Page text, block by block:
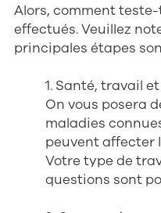
Alors, comment
effectués. Veuillez
principales étapes
1. Santé, travail
On vous posera
maladies
peuvent affecter
Votre type de
questions sont